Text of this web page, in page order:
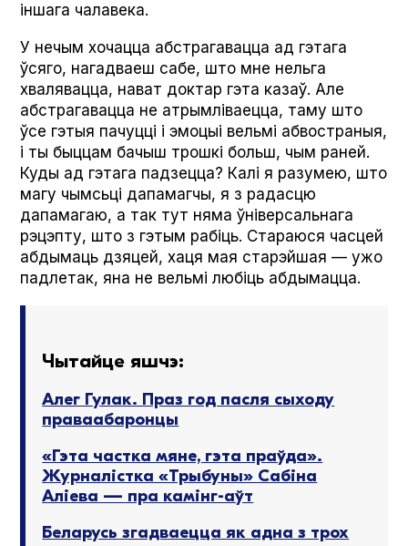
іншага чалавека.
У нечым хочацца абстрагавацца ад гэтага
ўсяго, нагадваеш сабе, што мне нельга
хвалявацца, нават доктар гэта казаў. Але
абстрагавацца не атрымліваецца, таму што
ўсе гэтыя пачуцці і эмоцыі вельмі абвостраныя,
і ты быццам бачыш трошкі больш, чым раней.
Куды ад гэтага падзецца? Калі я разумею, што
магу чымсьці дапамагчы, я з радасцю
дапамагаю, а так тут няма ўніверсальнага
рэцэпту, што з гэтым рабіць. Стараюся часцей
абдымаць дзяцей, хаця мая старэйшая — ужо
падлетак, яна не вельмі любіць абдымацца.
Чытайце яшчэ:
Алег Гулак. Праз год пасля сыходу
праваабаронцы
«Гэта частка мяне, гэта праўда».
Журналістка «Трыбуны» Сабіна
Аліева — пра камінг-аўт
Беларусь згадваецца як адна з трох